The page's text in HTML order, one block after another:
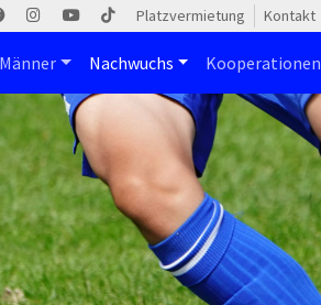
Platzvermietung Kontakt
Männer Nachwuchs Kooperationen